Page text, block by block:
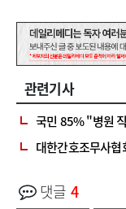
관련기사
국민 85% "병원
대한간호조무사
댓글 4